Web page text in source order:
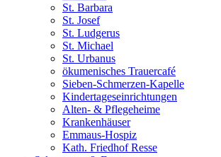
St. Barbara
St. Josef
St. Ludgerus
St. Michael
St. Urbanus
ökumenisches Trauercafé
Sieben-Schmerzen-Kapelle
Kindertageseinrichtungen
Alten- & Pflegeheime
Krankenhäuser
Emmaus-Hospiz
Kath. Friedhof Resse